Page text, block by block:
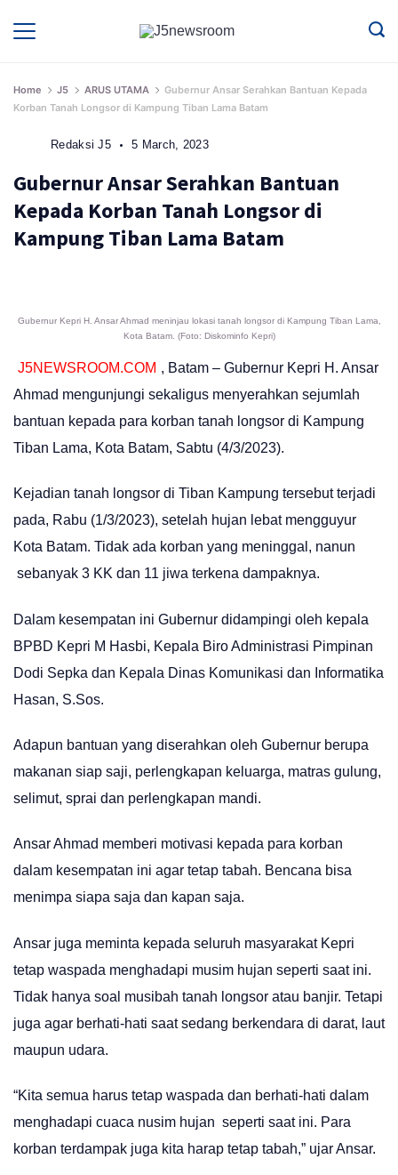
Home J5 ARUS UTAMA
Gubernur Ansar Serahkan Bantuan Kepada
Korban Tanah Longsor di Kampung Tiban Lama Batam
Redaksi J5 5 March, 2023
Gubernur Ansar Serahkan Bantuan
Kepada Korban Tanah Longsor di
Kampung Tiban Lama Batam
Gubernur Kepri H. Ansar Ahmad meninjau lokasi tanah longsor di Kampung Tiban Lama,
Kota Batam. (Foto: Diskominfo Kepri)
J5NEWSROOM.COM , Batam – Gubernur Kepri H. Ansar
Ahmad mengunjungi sekaligus menyerahkan sejumlah
bantuan kepada para korban tanah longsor di Kampung
Tiban Lama, Kota Batam, Sabtu (4/3/2023).
Kejadian tanah longsor di Tiban Kampung tersebut terjadi
pada, Rabu (1/3/2023), setelah hujan lebat mengguyur
Kota Batam. Tidak ada korban yang meninggal, nanun
sebanyak 3 KK dan 11 jiwa terkena dampaknya.
Dalam kesempatan ini Gubernur didampingi oleh kepala
BPBD Kepri M Hasbi, Kepala Biro Administrasi Pimpinan
Dodi Sepka dan Kepala Dinas Komunikasi dan Informatika
Hasan, S.Sos.
Adapun bantuan yang diserahkan oleh Gubernur berupa
makanan siap saji, perlengkapan keluarga, matras gulung,
selimut, sprai dan perlengkapan mandi.
Ansar Ahmad memberi motivasi kepada para korban
dalam kesempatan ini agar tetap tabah. Bencana bisa
menimpa siapa saja dan kapan saja.
Ansar juga meminta kepada seluruh masyarakat Kepri
tetap waspada menghadapi musim hujan seperti saat ini.
Tidak hanya soal musibah tanah longsor atau banjir. Tetapi
juga agar berhati-hati saat sedang berkendara di darat, laut
maupun udara.
“Kita semua harus tetap waspada dan berhati-hati dalam
menghadapi cuaca nusim hujan seperti saat ini. Para
korban terdampak juga kita harap tetap tabah,” ujar Ansar.